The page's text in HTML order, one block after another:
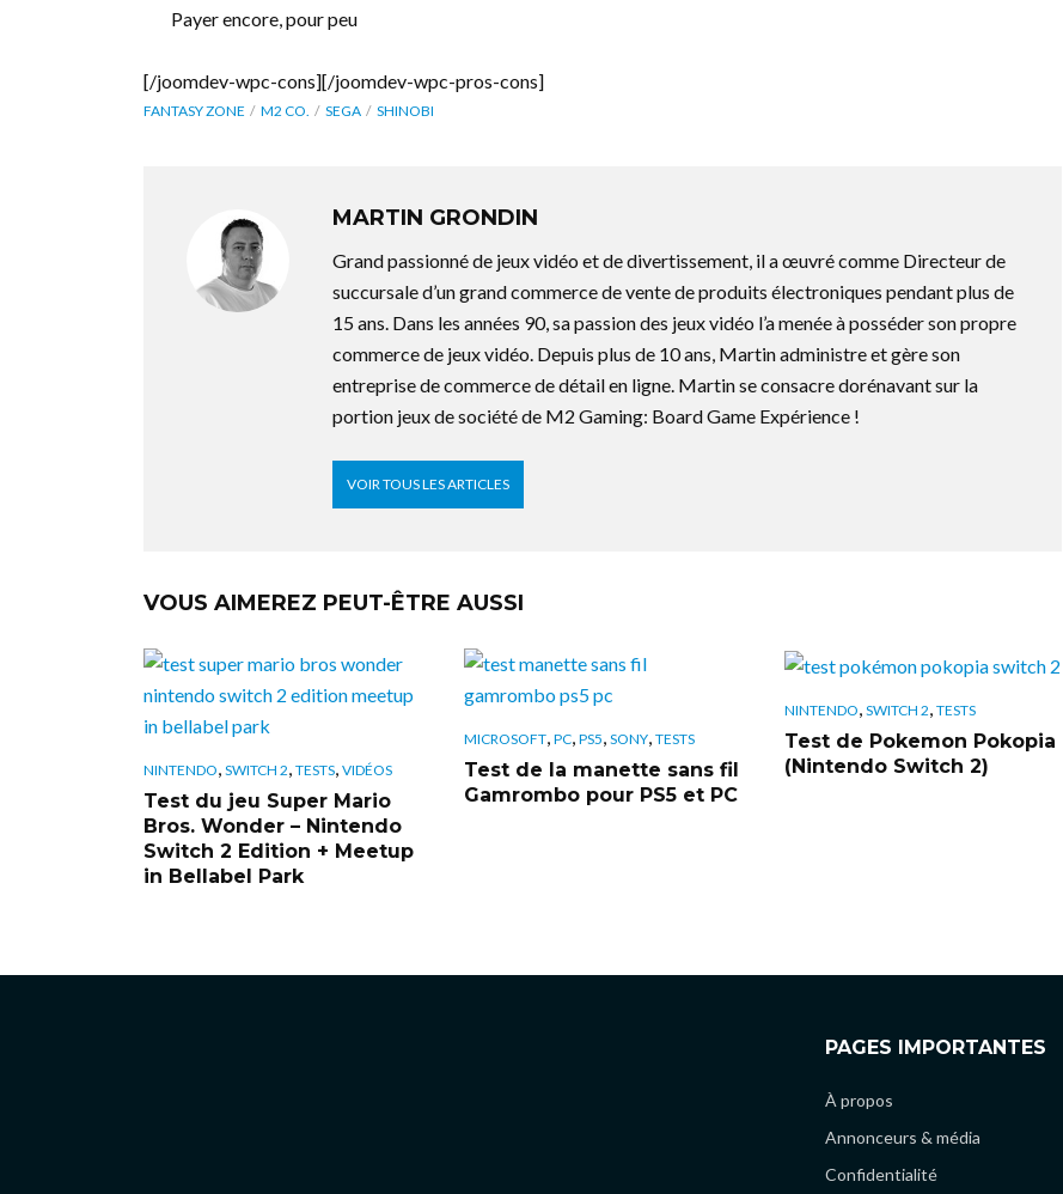
Payer encore, pour peu
[/joomdev-wpc-cons][/joomdev-wpc-pros-cons]
FANTASY ZONE M2 CO. SEGA SHINOBI
MARTIN GRONDIN
Grand passionné de jeux vidéo et de divertissement, il a œuvré comme Directeur de
succursale d’un grand commerce de vente de produits électroniques pendant plus de
15 ans. Dans les années 90, sa passion des jeux vidéo l’a menée à posséder son propre
commerce de jeux vidéo. Depuis plus de 10 ans, Martin administre et gère son
entreprise de commerce de détail en ligne. Martin se consacre dorénavant sur la
portion jeux de société de M2 Gaming: Board Game Expérience !
VOIR TOUS LES ARTICLES
VOUS AIMEREZ PEUT-ÊTRE AUSSI
NINTENDO, SWITCH 2, TESTS, VIDÉOS
Test du jeu Super Mario
Bros. Wonder – Nintendo
Switch 2 Edition + Meetup
in Bellabel Park
MICROSOFT, PC, PS5, SONY, TESTS
Test de la manette sans fil
Gamrombo pour PS5 et PC
NINTENDO, SWITCH 2, TESTS
Test de Pokemon Pokopia
(Nintendo Switch 2)
PAGES IMPORTANTES
À propos
Annonceurs & média
Confidentialité